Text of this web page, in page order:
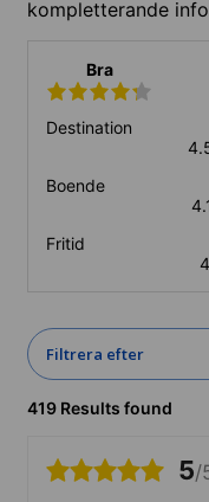
kompletterande
Bra
Destination
Boende
Fritid
4
Filtrera efter
419 Results found
5/